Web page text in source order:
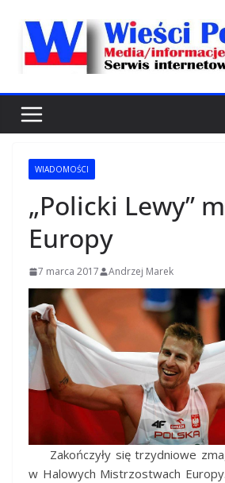
WIADOMOŚCI
„Policki Lewy”
Europy
7 marca 2017 Andrzej Marek
Zakończyły się trzydniowe
w Halowych Mistrzostwach